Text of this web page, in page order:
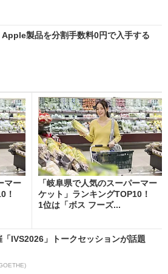
Apple製品を分割手数料0円で入手する
マー
！
「岐阜県で人気のスーパーマー
ケット」ランキングTOP10！
1位は「ボス フーズ...
「IVS2026」トークセッションが話題